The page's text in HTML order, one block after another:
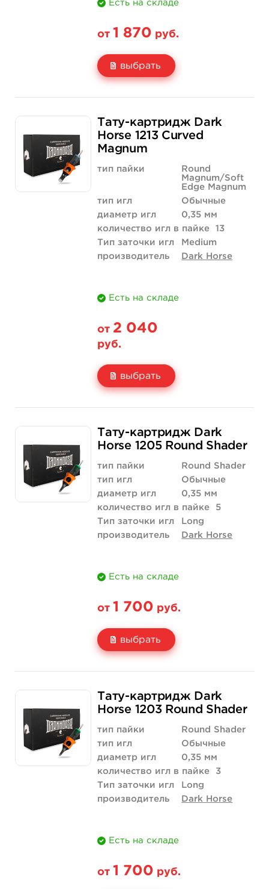
Есть на складе
от 1 870 руб.
выбрать
Количество
1 870 руб.
купить
Тату-картридж Dark
Horse 1213 Curved
Magnum
тип пайки
Round
Magnum/Soft
Edge Magnum
тип игл
Обычные
диаметр игл
0,35 мм
количество игл в пайке
13
Тип заточки игл
Medium
производитель
Dark Horse
Есть на складе
от 2 040
руб.
выбрать
Количество
2 040 руб.
купить
Тату-картридж Dark
Horse 1205 Round Shader
тип пайки
Round Shader
тип игл
Обычные
диаметр игл
0,35 мм
количество игл в пайке
5
Тип заточки игл
Long
производитель
Dark Horse
Есть на складе
от 1 700 руб.
выбрать
Количество
1 700 руб.
купить
Тату-картридж Dark
Horse 1203 Round Shader
тип пайки
Round Shader
тип игл
Обычные
диаметр игл
0,35 мм
количество игл в пайке
3
Тип заточки игл
Long
производитель
Dark Horse
Есть на складе
от 1 700 руб.